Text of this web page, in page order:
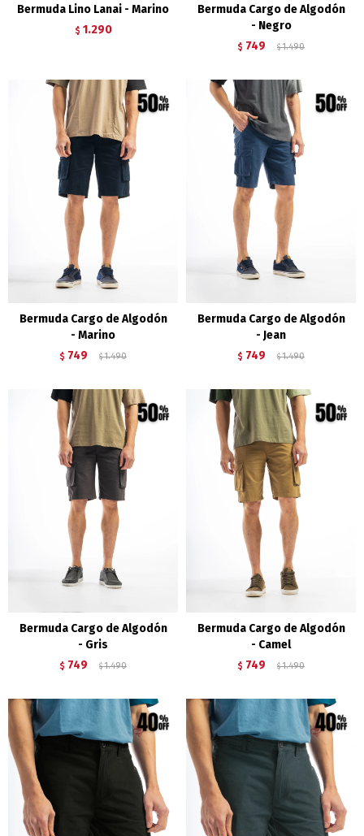
Bermuda Lino Lanai - Marino
$ 1.290
Bermuda Cargo de Algodón
- Negro
$ 749 $ 1.490
Bermuda Cargo de Algodón
- Marino
$ 749 $ 1.490
Bermuda Cargo de Algodón
- Jean
$ 749 $ 1.490
Bermuda Cargo de Algodón
- Gris
$ 749 $ 1.490
Bermuda Cargo de Algodón
- Camel
$ 749 $ 1.490